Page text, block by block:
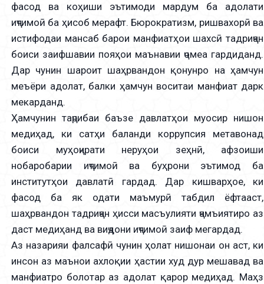
фасод ва коҳиши эътимоди мардум ба адолати
иҷтимоӣ ба ҳисоб мерафт. Бюрократизм, ришвахорӣ ва
истифодаи мансаб барои манфиатҳои шахсӣ тадриҷан
боиси заифшавии пояҳои маънавии ҷомеа гардиданд.
Дар чунин шароит шаҳрвандон қонунро на ҳамчун
меъёри адолат, балки ҳамчун воситаи манфиат дарк
мекарданд.
Ҳамчунин таҷрибаи баъзе давлатҳои муосир нишон
медиҳад, ки сатҳи баланди коррупсия метавонад
боиси муҳоҷирати неруҳои зеҳнӣ, афзоиши
нобаробарии иҷтимоӣ ва буҳрони эътимод ба
институтҳои давлатӣ гардад. Дар кишварҳое, ки
фасод ба як одати маъмурӣ табдил ёфтааст,
шаҳрвандон тадриҷан ҳисси масъулияти ҷамъиятиро аз
даст медиҳанд ва виҷдони иҷтимоӣ заиф мегардад.
Аз назарияи фалсафӣ чунин ҳолат нишонаи он аст, ки
инсон аз маънои ахлоқии ҳастии худ дур мешавад ва
манфиатро болотар аз адолат қарор медиҳад. Маҳз